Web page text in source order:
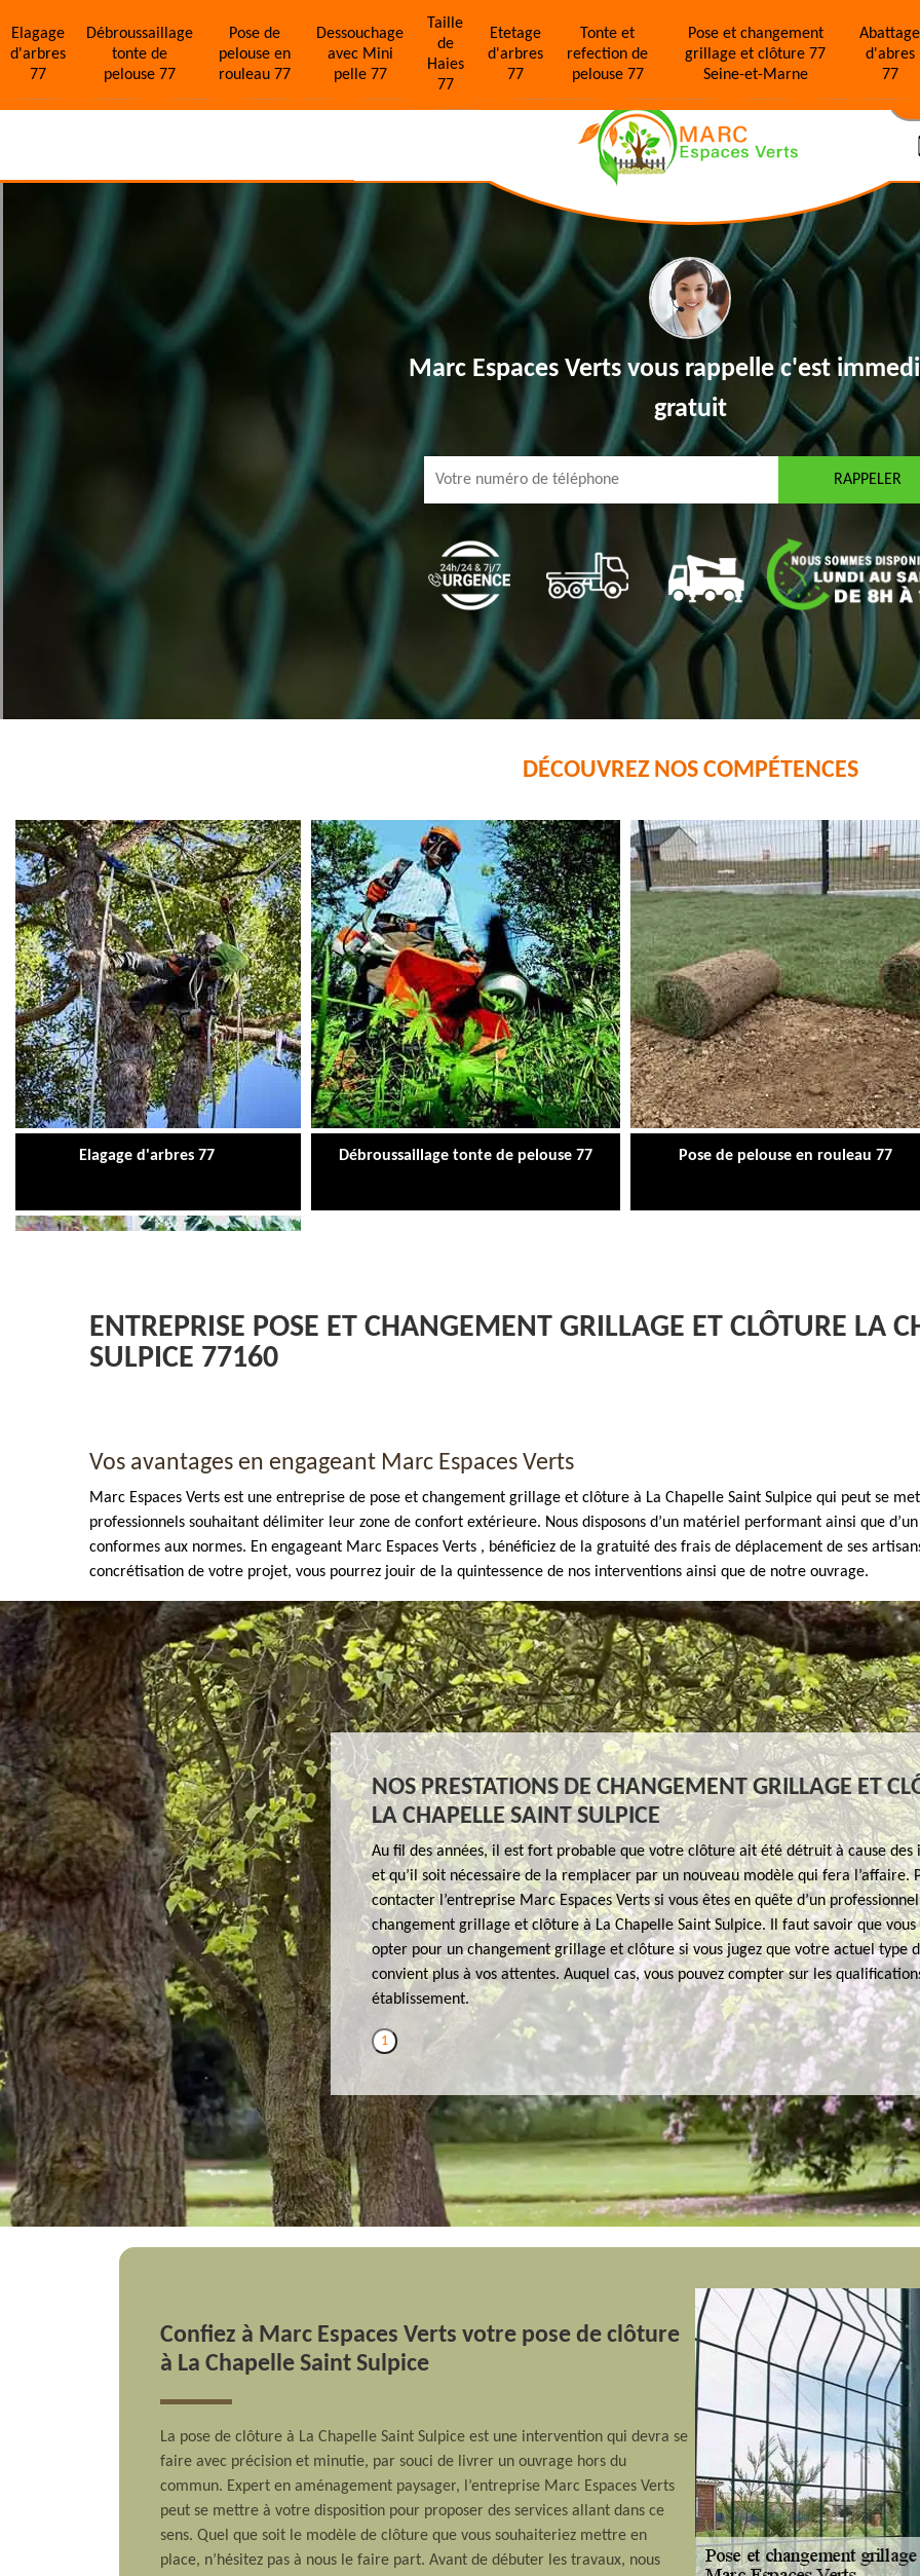
Elagage
d'arbres
77
Débroussaillage
tonte de
pelouse 77
Pose de
pelouse en
rouleau 77
Dessouchage
avec Mini
pelle 77
Taille
de
Haies
77
Etetage
d'arbres
77
Tonte et
refection de
pelouse 77
Pose et changement
grillage et clôture 77
Seine-et-Marne
Abattage
d'abres
77
Marc Espaces Verts vous rappellec'est
gratuit
DÉCOUVREZ NOS COMPÉTENCES
Elagage d'arbres 77 Débroussaillage tonte de pelouse 77 Pose de pelouse en rouleau 77
Enlèvement de tout végétaux 77
ENTREPRISE POSE ET CHANGEMENT GRILLAGE ET CLÔTURE LA
SULPICE 77160
Vos avantages en engageant Marc Espaces Verts
Marc Espaces Verts est une entreprise de pose et changement grillage et clôture à La Chapelle Saint Sulpice qui peut se
professionnels souhaitant délimiter leur zone de confort extérieure. Nous disposons d’un matériel performant ainsi que
conformes aux normes. En engageant Marc Espaces Verts , bénéficiez de la gratuité des frais de déplacement de ses
concrétisation de votre projet, vous pourrez jouir de la quintessence de nos interventions ainsi que de notre ouvrage.
NOS PRESTATIONS DE CHANGEMENT GRILLAGE ET
LA CHAPELLE SAINT SULPICE
Au fil des années, il est fort probable que votre clôture ait été détruit à cause des
et qu’il soit nécessaire de la remplacer par un nouveau modèle qui fera l’affaire.
contacter l’entreprise Marc Espaces Verts si vous êtes en quête d’un
changement grillage et clôture à La Chapelle Saint Sulpice. Il faut savoir que vous
opter pour un changement grillage et clôture si vous jugez que votre actuel type
convient plus à vos attentes. Auquel cas, vous pouvez compter sur les
établissement.
1
Confiez à Marc Espaces Verts votre pose de clôture
à La Chapelle Saint Sulpice
La pose de clôture à La Chapelle Saint Sulpice est une intervention qui devra se
faire avec précision et minutie, par souci de livrer un ouvrage hors du
commun. Expert en aménagement paysager, l’entreprise Marc Espaces Verts
peut se mettre à votre disposition pour proposer des services allant dans ce
sens. Quel que soit le modèle de clôture que vous souhaiteriez mettre en
place, n’hésitez pas à nous le faire part. Avant de débuter les travaux, nous